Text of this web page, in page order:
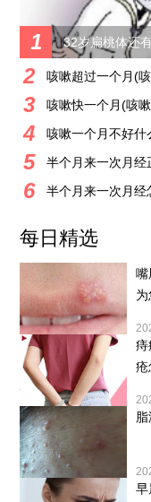
1
2
3
4
5 半个月来一次月经
6 半个月来一次月经
每日精选
嘴
痔
疮
早